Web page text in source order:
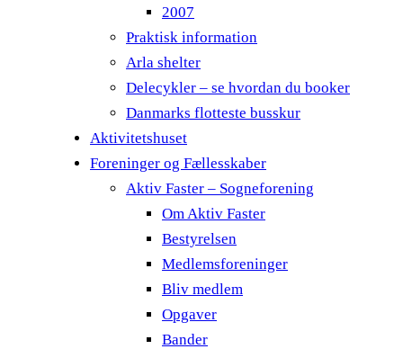
2007
Praktisk information
Arla shelter
Delecykler – se hvordan du booker
Danmarks flotteste busskur
Aktivitetshuset
Foreninger og Fællesskaber
Aktiv Faster – Sogneforening
Om Aktiv Faster
Bestyrelsen
Medlemsforeninger
Bliv medlem
Opgaver
Bander